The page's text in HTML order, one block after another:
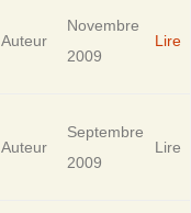
Auteur
Novembre
2009
Lire
Auteur
Septembre
2009
Lire